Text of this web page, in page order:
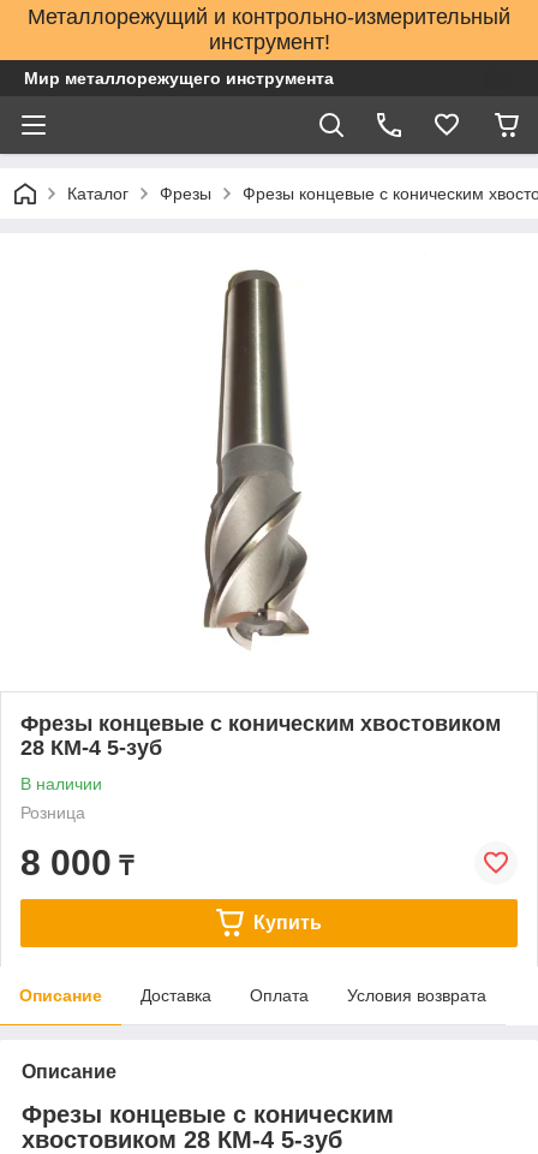
Металлорежущий и контрольно-измерительный
инструмент!
Мир металлорежущего инструмента
Каталог Фрезы Фрезы концевые с коническим
Фрезы концевые с коническим хвостовиком
28 КМ-4 5-зуб
В наличии
Розница
8 000 ₸
Купить
Описание Доставка Оплата Условия возврата
Описание
Фрезы концевые с коническим
хвостовиком 28 КМ-4 5-зуб